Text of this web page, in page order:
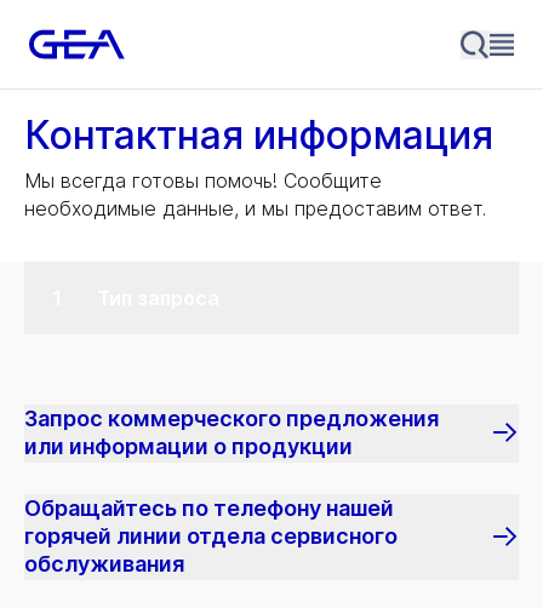
Контактная информация
Мы всегда готовы помочь! Сообщите
необходимые данные, и мы предоставим ответ.
Запрос коммерческого предложения
или информации о продукции
Обращайтесь по телефону нашей
горячей линии отдела сервисного
обслуживания